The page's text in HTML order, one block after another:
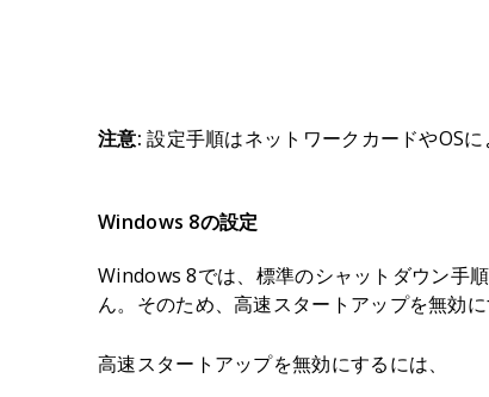
注意: 設定手順はネットワークカードやOSに
Windows 8の設定
Windows 8では、標準のシャットダウン手
ん。そのため、高速スタートアップを無効
高速スタートアップを無効にするには、